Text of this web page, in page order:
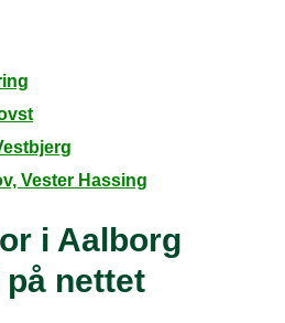
Vester Hassing
i Aalborg
nettet